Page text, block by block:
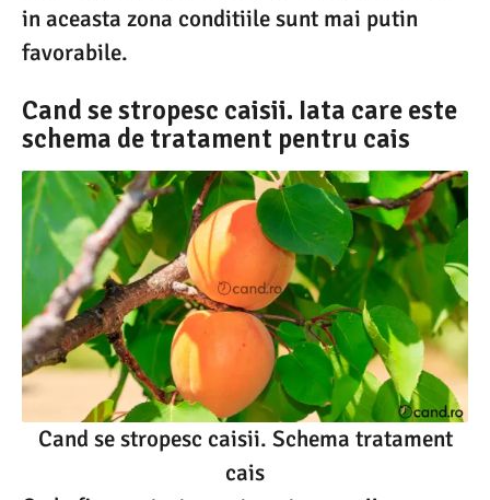
in aceasta zona conditiile sunt mai putin
favorabile.
Cand se stropesc caisii. Iata care este
schema de tratament pentru cais
Cand se stropesc caisii. Schema tratament
cais